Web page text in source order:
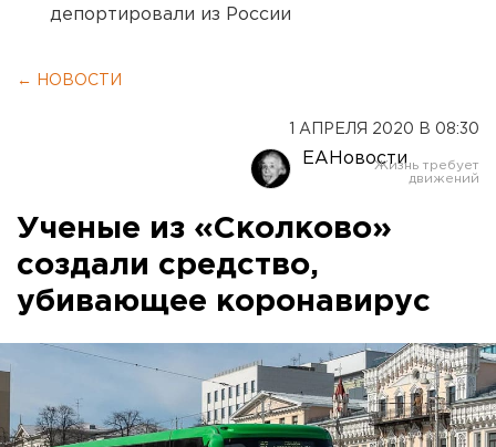
депортировали из России
← НОВОСТИ
1 АПРЕЛЯ 2020 В 08:30
ЕАНовости
Ученые из «Сколково»
создали средство,
убивающее коронавирус